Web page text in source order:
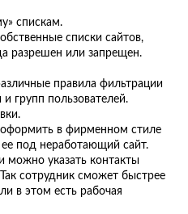
спискам.
списки сайтов,
разрешен или запрещен.
правила фильтрации
групп пользователей.
в фирменном стиле
ее под неработающий сайт.
можно указать контакты
сотрудник сможет быстрее
в этом есть рабочая